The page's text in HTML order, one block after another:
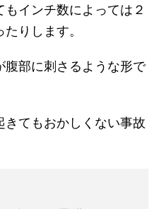
インチ数によっては２
りします。
腹部に刺さるような形で
てもおかしくない事故